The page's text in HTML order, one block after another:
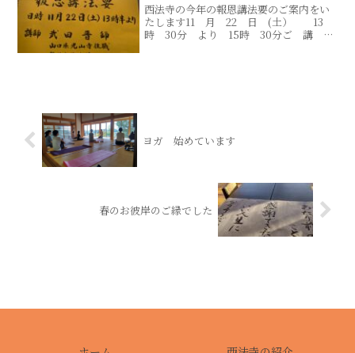
西法寺の今年の報恩講法要のご案内をい
たします11 月 22 日 (土） 13
時 30分 より 15時 30分ご 講
ヨガ 始めています
春のお彼岸のご縁でした